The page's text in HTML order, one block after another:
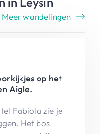
Meer wandelingen
op het
Aigle.
Fabiola zie je
Het bos